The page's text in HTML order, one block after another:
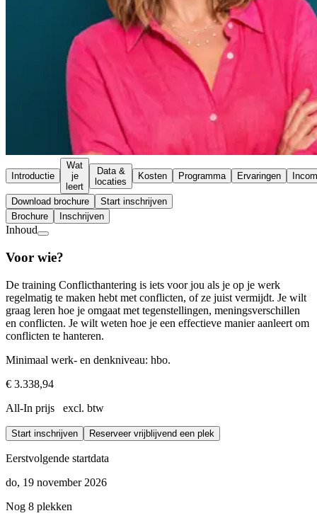
Introductie
Wat
je
leert
Data &
locaties
Kosten Programma Ervaringen
Download brochure
Start inschrijven
Brochure
Inschrijven
Inhoud
Voor wie?
De training Conflicthantering is iets voor jou als je op je werk
regelmatig te maken hebt met conflicten, of ze juist vermijdt. Je wilt
graag leren hoe je omgaat met tegenstellingen, meningsverschillen
en conflicten. Je wilt weten hoe je een effectieve manier aanleert om
conflicten te hanteren.
Minimaal werk- en denkniveau: hbo.
€ 3.338,94
All-In prijs excl. btw
Start inschrijven Reserveer vrijblijvend een plek
Eerstvolgende startdata
do, 19 november 2026
Nog 8 plekken